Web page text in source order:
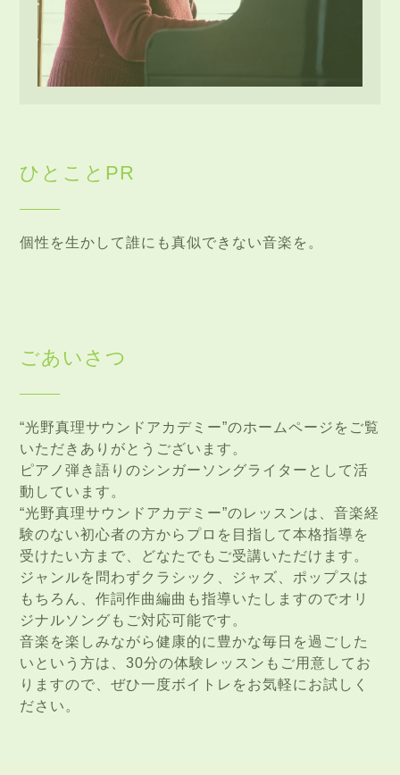
ひとことPR
個性を生かして誰にも真似できない音楽を。
ごあいさつ
“光野真理サウンドアカデミー”のホームページをご覧
いただきありがとうございます。
ピアノ弾き語りのシンガーソングライターとして活
動しています。
“光野真理サウンドアカデミー”のレッスンは、音楽経
験のない初心者の方からプロを目指して本格指導を
受けたい方まで、どなたでもご受講いただけます。
ジャンルを問わずクラシック、ジャズ、ポップスは
もちろん、作詞作曲編曲も指導いたしますのでオリ
ジナルソングもご対応可能です。
音楽を楽しみながら健康的に豊かな毎日を過ごした
いという方は、30分の体験レッスンもご用意してお
りますので、ぜひ一度ボイトレをお気軽にお試しく
ださい。